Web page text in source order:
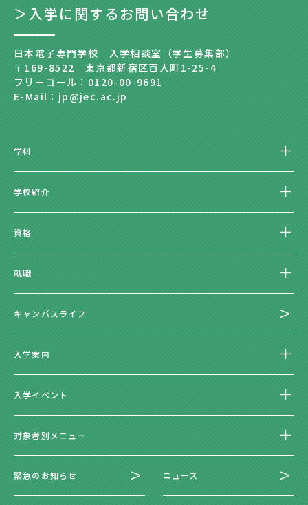
＞入学に関するお問い合わせ
日本電子専門学校 入学相談室（学生募集部）
〒169-8522 東京都新宿区百人町1-25-4
フリーコール：0120-00-9691
E-Mail：jp@jec.ac.jp
学科
学校紹介
資格
就職
キャンパスライフ
入学案内
入学イベント
対象者別メニュー
緊急のお知らせ ニュース